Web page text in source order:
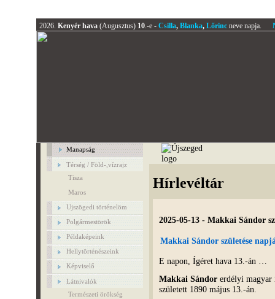
2026. Kenyér hava (Augusztus) 10.-e - Csilla, Blanka, Lőrincneve napja.
Manapság
Térség / Föld-,vízrajz
Tisza
Maros
Ujszögedi történelöm
Polgármestörök
Példaképeink
Hellytörténészeink
Képviselő
Látnivalók
Természeti örökség
Hírlevéltár
2025-05-13 - Makkai Sándor
Makkai Sándor születése
E napon, Ígéret hava 13.-án …
Makkai Sándorerdélyi magyar
született 1890 május 13.-án.